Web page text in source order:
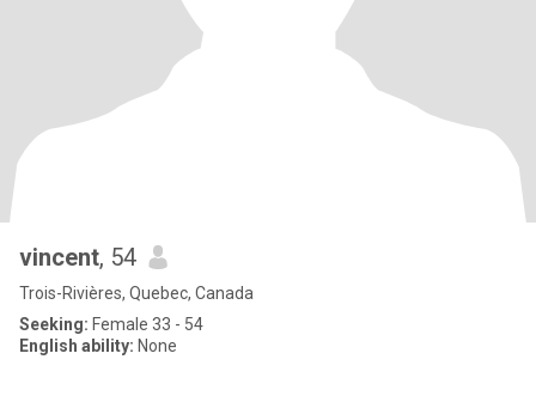
vincent, 54
Trois-Rivières, Quebec, Canada
Seeking: Female 33 - 54
English ability: None